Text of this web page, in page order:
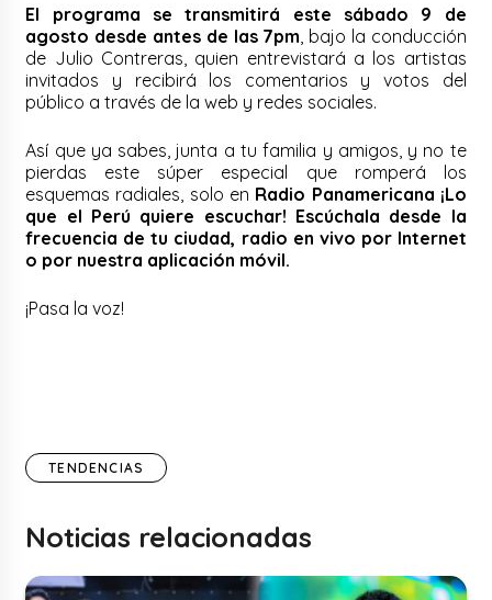
El programa se transmitirá este sábado 9 de
agosto desde antes de las 7pm, bajo la conducción
de Julio Contreras, quien entrevistará a los artistas
invitados y recibirá los comentarios y votos del
público a través de la web y redes sociales.
Así que ya sabes, junta a tu familia y amigos, y no te
pierdas este súper especial que romperá los
esquemas radiales, solo en Radio Panamericana ¡Lo
que el Perú quiere escuchar! Escúchala desde la
frecuencia de tu ciudad, radio en vivo por Internet
o por nuestra aplicación móvil.
¡Pasa la voz!
TENDENCIAS
Noticias relacionadas